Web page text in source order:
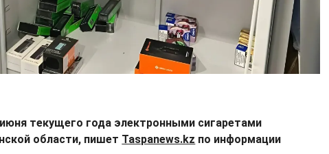
текущего года электронными сигаретами
области, пишет Taspanews.kz по информации